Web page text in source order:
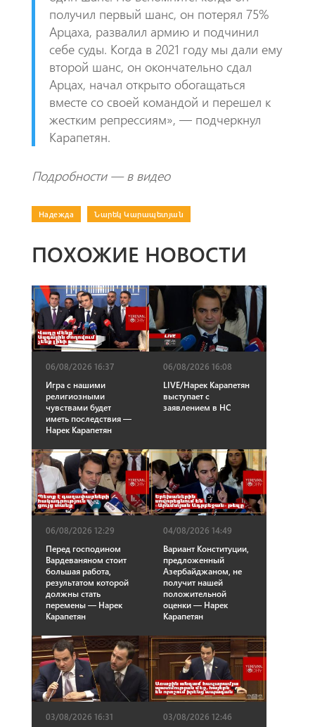
получил первый шанс, он потерял 75%
Арцаха, развалил армию и подчинил
себе суды. Когда в 2021 году мы дали ему
второй шанс, он окончательно сдал
Арцах, начал открыто обогащаться
вместе со своей командой и перешел к
жестким репрессиям», — подчеркнул
Карапетян.
Подробности — в видео
Надежда Նարեկ Կարապետյան
ПОХОЖИЕ НОВОСТИ
06/08/2026 16:37
Игра с нашими
религиозными
чувствами будет
иметь последствия —
Нарек Карапетян
06/08/2026 16:08
LIVE/Нарек Карапетян
выступает с
заявлением в НС
06/08/2026 12:29
Перед господином
Вардеваняном стоит
большая работа,
результатом которой
должны стать
перемены — Нарек
Карапетян
04/08/2026 14:49
Вариант Конституции,
предложенный
Азербайджаном, не
получит нашей
положительной
оценки — Нарек
Карапетян
03/08/2026 16:31
03/08/2026 12:46